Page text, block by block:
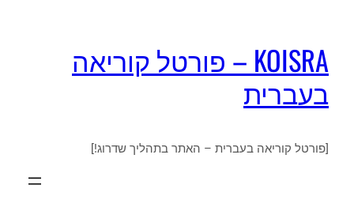
KOISRA – פורטל קוריאה
בעברית
[פורטל קוריאה בעברית – האתר בתהליך שדרוג!]